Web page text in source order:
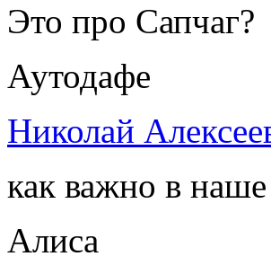
Это про Сапчаг?
Аутодафе
Николай
как важно в наше
Алиса